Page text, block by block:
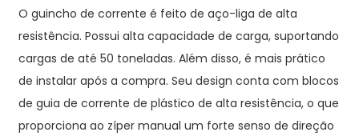
O guincho de corrente é feito de aço-liga de alta
resistência. Possui alta capacidade de carga, suportando
cargas de até 50 toneladas. Além disso, é mais prático
de instalar após a compra. Seu design conta com blocos
de guia de corrente de plástico de alta resistência, o que
proporciona ao zíper manual um forte senso de direção